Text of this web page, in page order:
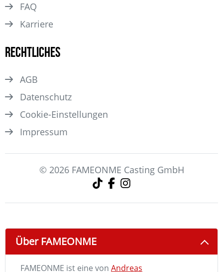
FAQ
Karriere
Rechtliches
AGB
Datenschutz
Cookie-Einstellungen
Impressum
© 2026 FAMEONME Casting GmbH
Über FAMEONME
FAMEONME ist eine von Andreas